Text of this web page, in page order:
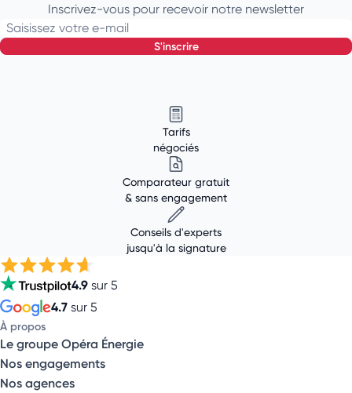
Inscrivez-vous pour recevoir notre newsletter
Saisissez votre e-mail
s'inscrire
Tarifs
négociés
Comparateur gratuit
& sans engagement
Conseils d'experts
jusqu'à la signature
4.9 sur 5
4.7 sur 5
À propos
Le groupe Opéra Énergie
Nos engagements
Nos agences